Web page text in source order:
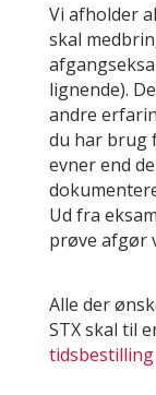
Vi afholder
skal
lignende).
andre
du har brug
evner end
Ud fra
prøve afgør
Alle der
STX skal til
tidsbestilling